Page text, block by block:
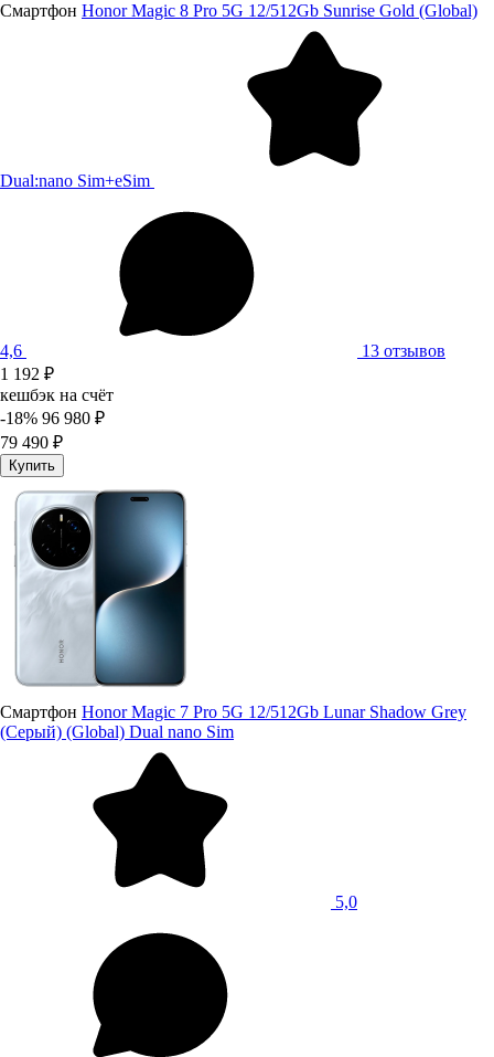
Смартфон Honor Magic 8 Pro 5G 12/512Gb Sunrise Gold (Global)
Dual:nano Sim+eSim
4,6
13 отзывов
1 192 ₽
кешбэк на счёт
-18% 96 980 ₽
79 490 ₽
Купить
Смартфон Honor Magic 7 Pro 5G 12/512Gb Lunar Shadow Grey
(Серый) (Global) Dual nano Sim
5,0